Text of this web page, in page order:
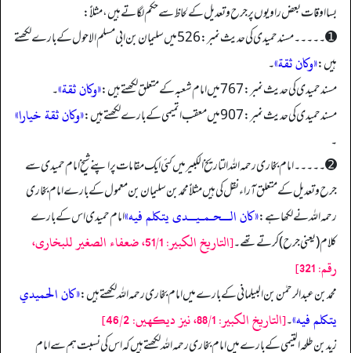
بسا اوقات بعض راویوں پر جرح و تعدیل کے لحاظ سے حکم لگاتے ہیں، مثلاًً:
➊۔۔۔۔۔ مسند حمیدی کی حدیث نمبر: 526 میں سلیمان بن ابی مسلم الاحول کے بارے لکھتے
ہیں:«وكان ثقة»۔
مسند حمیدی کی حدیث نمبر: 767 میں امام شعبہ کے متعلق لکھتے ہیں:
«وكان ثقة»۔
مسند حمیدی کی حدیث نمبر: 907 میں معقب اتمیمی کے بارے لکھتے ہیں:
«وكان ثقة خيارا»
۔
➋۔۔۔۔۔ امام بخاری رحمہ اللہ التاریخ الکبیر میں کئی ایک مقامات پر اپنے شیخ امام حمیدی سے
جرح وتعدیل کے متعلق آراء نقل کی ہیں مثلاًً محمد بن سلیمان بن معمول کے بارے امام بخاری
رحمہ اللہ نے لکھا ہے:«كان الــحـمـيــدى يتكلم فيه»امام حمیدی اس کے بارے
کلام (یعنی جرح) کرتے تھے۔
[التاريخ الكبير: 51/1، ضعفاء الصغير للبخارى،
رقم: 321]
محمد بن عبد الرحمٰن بن البیلمانی کے بارے میں امام بخاری رحمہ اللہ لکھتے ہیں:«كان الحميدي
يتكلم فيه»۔[التاريخ الكبير: 88/1، نيز ديكهيں: 46/2]
زید بن طلحہ التیمی کے بارے میں امام بخاری رحمہ اللہ لکھتے ہیں کہ اس کی نسبت ہم سے امام